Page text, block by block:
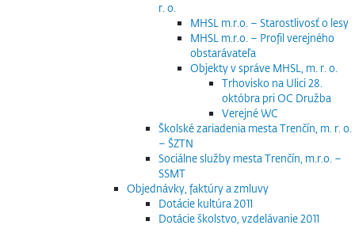
r. o.
MHSL m.r.o. – Starostlivosť o lesy
MHSL m.r.o. – Profil verejného
obstarávateľa
Objekty v správe MHSL, m. r. o.
Trhovisko na Ulici 28.
októbra pri OC Družba
Verejné WC
Školské zariadenia mesta Trenčín, m. r. o.
– ŠZTN
Sociálne služby mesta Trenčín, m.r.o. –
SSMT
Objednávky, faktúry a zmluvy
Dotácie kultúra 2011
Dotácie školstvo, vzdelávanie 2011